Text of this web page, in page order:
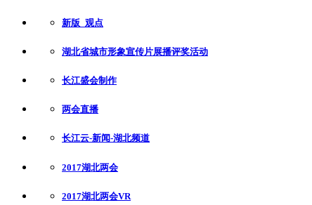
新版_观点
湖北省城市形象宣传片展播评奖活动
长江盛会制作
两会直播
长江云-新闻-湖北频道
2017湖北两会
2017湖北两会VR